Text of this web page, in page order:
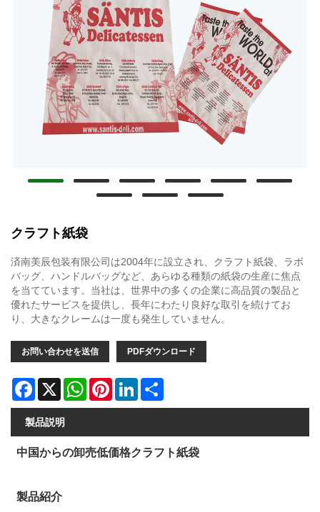
クラフト紙袋
済南美辰包装有限公司は2004年に設立され、クラフト紙袋、ラボ
バッグ、ハンドルバッグなど、あらゆる種類の紙袋の生産に焦点
を当てています。当社は、世界中の多くの企業に高品質の製品と
優れたサービスを提供し、長年にわたり良好な取引を続けてお
り、大きなクレームは一度も発生していません。
お問い合わせを送信 PDFダウンロード
Facebook
X WhatsAppPinterestLinkedIn
製品説明
中国からの卸売低価格クラフト紙袋
製品紹介